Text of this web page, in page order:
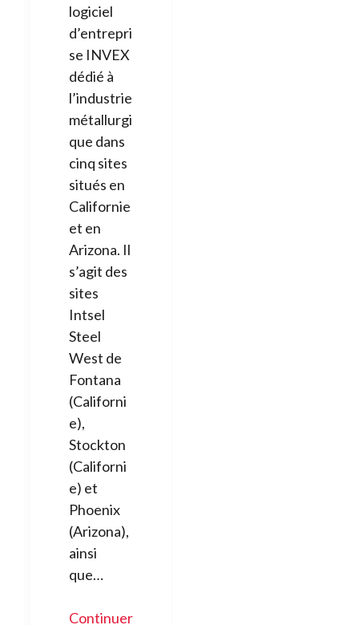
logiciel
d’entrepri
se INVEX
dédié à
l’industrie
métallurgi
que dans
cinq sites
situés en
Californie
et en
Arizona. Il
s’agit des
sites
Intsel
Steel
West de
Fontana
(Californi
e),
Stockton
(Californi
e) et
Phoenix
(Arizona),
ainsi
que…
Continuer